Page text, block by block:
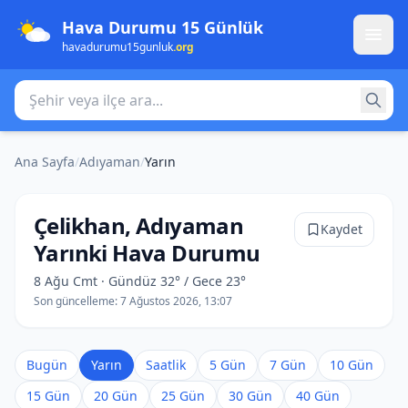
Hava Durumu 15 Günlük
havadurumu15gunluk.org
Şehir veya ilçe ara
Ana Sayfa/Adıyaman/Yarın
Çelikhan, Adıyaman
Yarınki Hava Durumu
8 Ağu Cmt · Gündüz 32° / Gece 23°
Son güncelleme:7 Ağustos 2026, 13:07
Kaydet
Bugün Yarın Saatlik 5 Gün 7 Gün
10 Gün
15 Gün
20 Gün 25 Gün 30 Gün
40 Gün